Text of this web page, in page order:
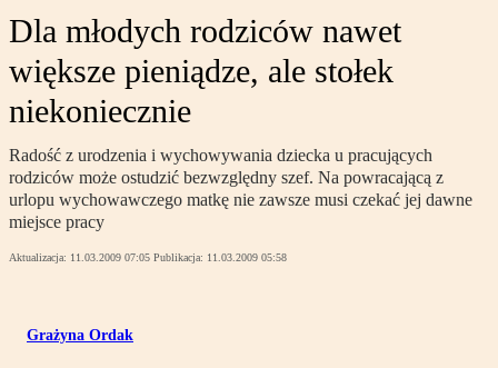
Dla młodych rodziców nawet
większe pieniądze, ale stołek
niekoniecznie
Radość z urodzenia i wychowywania dziecka u pracujących
rodziców może ostudzić bezwzględny szef. Na powracającą z
urlopu wychowawczego matkę nie zawsze musi czekać jej dawne
miejsce pracy
Aktualizacja: 11.03.2009 07:05 Publikacja: 11.03.2009 05:58
Grażyna Ordak